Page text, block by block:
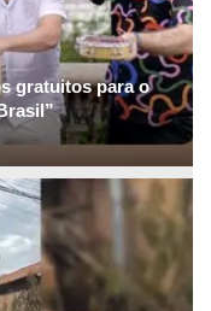
gratuitos para o